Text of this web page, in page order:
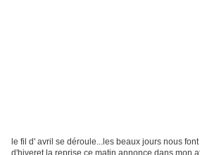
le fil d' avril se déroule...les beaux jours nous
d'hiveret la reprise ce matin annonce dans mon